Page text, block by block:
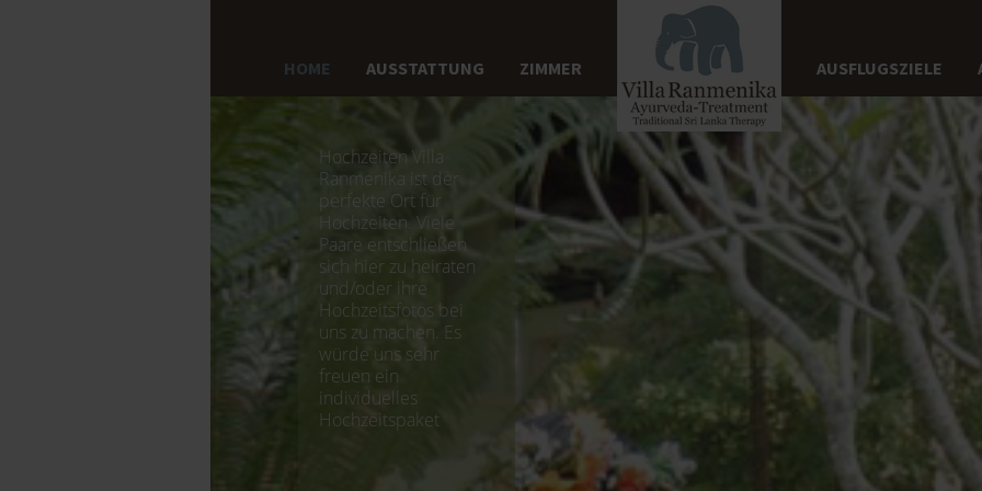
HOME AUSSTATTUNG ZIMMER AUSFLUGSZIELE
Hochzeiten Villa
Ranmenika ist der
perfekte Ort für
Hochzeiten. Viele
Paare entschließen
sich hier zu heiraten
und/oder ihre
Hochzeitsfotos bei
uns zu machen. Es
würde uns sehr
freuen ein
individuelles
Hochzeitspaket